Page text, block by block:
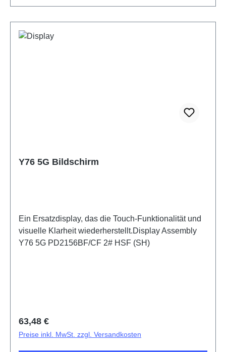
Y76 5G Bildschirm
Ein Ersatzdisplay, das die Touch-Funktionalität und
visuelle Klarheit wiederherstellt.Display Assembly
Y76 5G PD2156BF/CF 2# HSF (SH)
Regulärer Preis:
63,48 €
Preise inkl. MwSt. zzgl. Versandkosten